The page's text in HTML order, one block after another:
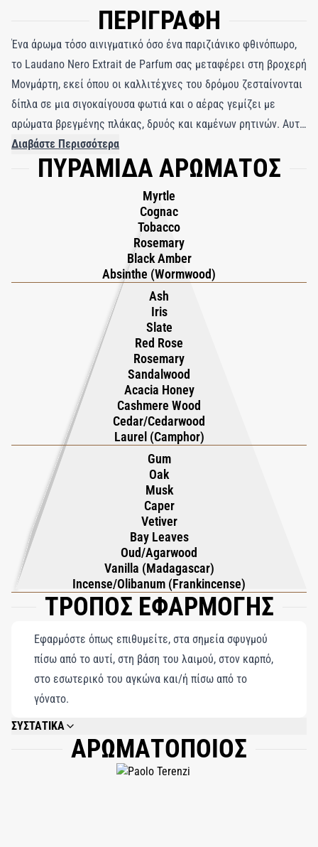
ΠΕΡΙΓΡΑΦΗ
Ένα άρωμα τόσο αινιγματικό όσο ένα παριζιάνικο φθινόπωρο,
το Laudano Nero Extrait de Parfum σας μεταφέρει στη βροχερή
Μονμάρτη, εκεί όπου οι καλλιτέχνες του δρόμου ζεσταίνονται
δίπλα σε μια σιγοκαίγουσα φωτιά και ο αέρας γεμίζει με
αρώματα βρεγμένης πλάκας, δρυός και καμένων ρητινών. Αυτή
η τολμηρή, περίπλοκη δημιουργία ξεκινά με μια μεθυστική
έκρηξη αψέντι και κονιάκ, τη γλυκόπικρη αίσθηση του
μαλακωμένα από μαύρο κεχριμπάρι και δεντρολίβανο. Στην
καρδιά του, το βαθύ κόκκινο τριαντάφυλλο και το μέλι ακακίας
προσθέτουν μια ωμή, ακατέργαστη αισθησιακή νότα, που
πλέκεται με κέδρο, ίριδα, σανδαλόξυλο και τη μεταλλική
οξύτητα της πλάκας και του καμφοράτου δάφνης. Η σύνθεση
καταλήγει σε μια πλούσια και ανθεκτική βάση, όπου λιβάνι,
ξύλο αγάρ και βετιβέρ συνδυάζονται με τη γήινη ένταση της
δρυός, της βανίλιας Μαδαγασκάρης και του δάφνινου φύλλου,
όλα θεμελιωμένα από το ξεχωριστό άρωμα της κάππαρης και
σπάνιων ρητινών. Το Laudano Nero είναι μια καλλιτεχνική
επανάσταση σε μορφή αρώματος, αδέσμευτο και
αντισυμβατικό, σχεδιασμένο για εκείνους που τολμούν να
ξεχωρίσουν και να ζήσουν αυθεντικά. Φυλαγμένο σε ένα
στιβαρό μαύρο μπουκάλι που θυμίζει παριζιάνικο πέτρινο
αρχοντικό, αυτό το σκοτεινό και μεθυστικό άρωμα δεν
φοριέται απλώς—βιώνεται.
Διαβάστε Περισσότερα
ΠΥΡΑΜΙΔΑ ΑΡΩΜΑΤΟΣ
Myrtle
Cognac
Tobacco
Rosemary
Black Amber
Absinthe (Wormwood)
Ash
Iris
Slate
Red Rose
Rosemary
Sandalwood
Acacia Honey
Cashmere Wood
Cedar/Cedarwood
Laurel (Camphor)
Gum
Oak
Musk
Caper
Vetiver
Bay Leaves
Oud/Agarwood
Vanilla (Madagascar)
Incense/Olibanum (Frankincense)
ΤΡΟΠΟΣ ΕΦΑΡΜΟΓΗΣ
Εφαρμόστε όπως επιθυμείτε, στα σημεία σφυγμού
πίσω από το αυτί, στη βάση του λαιμού, στον καρπό,
στο εσωτερικό του αγκώνα και/ή πίσω από το
γόνατο.
ΣΥΣΤΑΤΙΚΑ
ALCOHOL DENAT., PARFUM, ALPHA-ISOMETHYL IONONE, COUMARIN,
BENZYL SALICYLATE, CITRONELLOL, GERANIOL, ISOEUGENOL, LINALOOL,
LIMONENE, EUGENOL, BENZYL BENZOATE.
ΑΡΩΜΑΤΟΠΟΙΟΣ